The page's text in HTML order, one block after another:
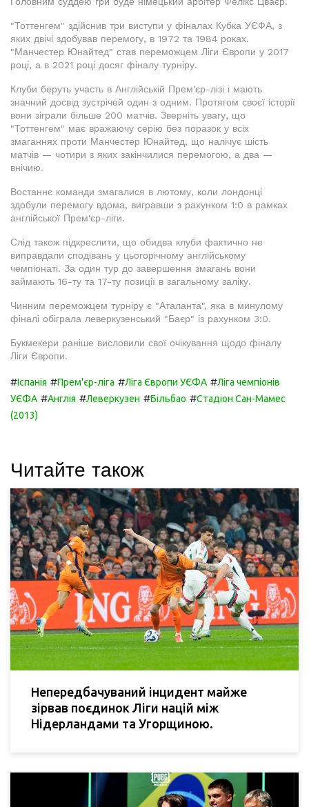
"Тоттенгем" здійснив три виступи у фіналах Кубка УЄФА, з
яких двічі здобував перемогу, в 1972 та 1984 роках.
"Манчестер Юнайтед" став переможцем Ліги Європи у 2017
році, а в 2021 році досяг фіналу турніру.
Клуби беруть участь в Англійській Прем'єр-лізі і мають
значний досвід зустрічей один з одним. Протягом своєї історії
вони зіграли більше 200 матчів. Зверніть увагу, що
"Тоттенгем" має вражаючу серію без поразок у всіх
змаганнях проти Манчестер Юнайтед, що налічує шість
матчів — чотири з яких закінчилися перемогою, а два —
внічию.
Востаннє команди змагалися в лютому, коли лондонці
здобули перемогу вдома, вигравши з рахунком 1:0 в рамках
англійської Прем'єр-ліги.
Слід також підкреслити, що обидва клуби фактично не
виправдали сподівань у цьогорічному англійському
чемпіонаті. За один тур до завершення змагань вони
займають 16-ту та 17-ту позиції в загальному заліку.
Чинним переможцем турніру є "Аталанта", яка в минулому
фіналі обіграла леверкузенський "Баєр" із рахунком 3:0.
Букмекери раніше висловили свої очікування щодо фіналу
Ліги Європи.
#Іспанія #Прем'єр-ліга #Ліга Європи УЄФА #Ліга чемпіонів
УЄФА #Англія #Леверкузен #Більбао #Стадіон Сан-Мамес
(2013)
Читайте також
Непередбачуваний інцидент майже
зірвав поєдинок Ліги націй між
Нідерландами та Угорщиною.